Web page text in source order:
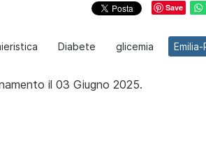
Save
Diabete glicemia
il 03 Giugno 2025.
Le unita di terapia intensiva più